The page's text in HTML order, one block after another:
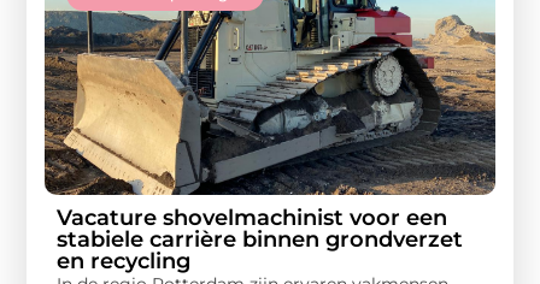
Vacature shovelmachinist voor een
stabiele carrière binnen grondverzet
en recycling
In de regio Rotterdam zijn ervaren vakmensen